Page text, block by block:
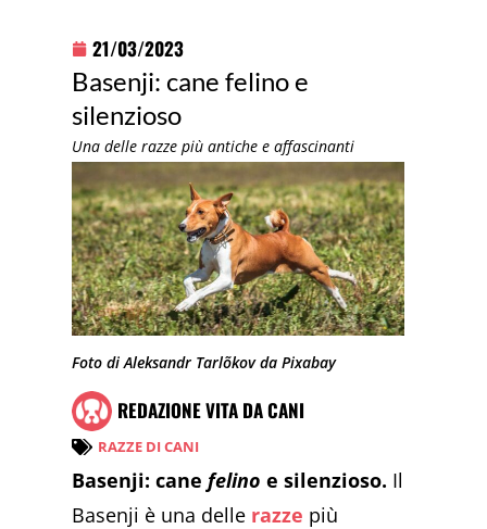
21/03/2023
Basenji: cane felino e
silenzioso
Una delle razze più antiche e affascinanti
Foto di Aleksandr Tarlõkov da Pixabay
REDAZIONE VITA DA CANI
RAZZE DI CANI
Basenji: cane felino e silenzioso. Il
Basenji è una delle razze più